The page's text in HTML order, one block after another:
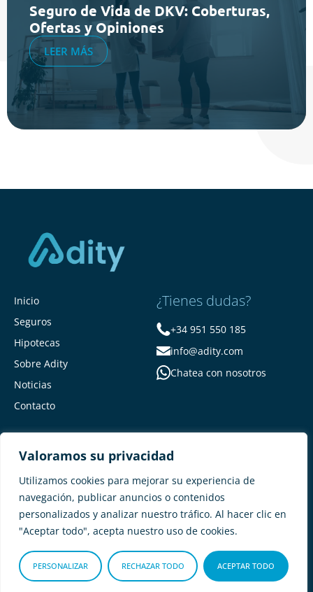
Valoramos su privacidad
Utilizamos cookies para mejorar su experiencia de
navegación, publicar anuncios o contenidos
personalizados y analizar nuestro tráfico. Al hacer clic en
"Aceptar todo", acepta nuestro uso de cookies.
PERSONALIZAR RECHAZAR TODO ACEPTAR TODO
Seguro de Vida de DKV: Coberturas,
Ofertas y Opiniones
LEER MÁS
Inicio
Seguros
Hipotecas
Sobre Adity
Noticias
Contacto
¿Tienes dudas?
+34 951 550 185
info@adity.com
Chatea con nosotros
Adity Seguros – Mapa del Sitio –